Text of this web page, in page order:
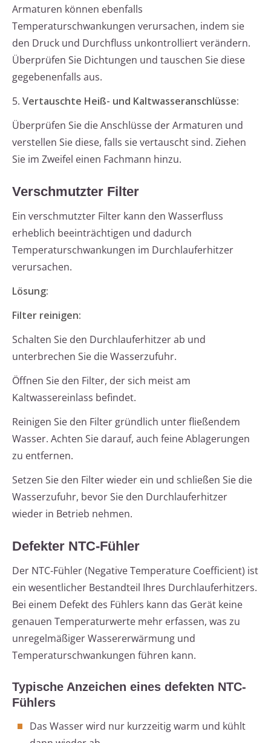
Armaturen können ebenfalls
Temperaturschwankungen verursachen, indem sie
den Druck und Durchfluss unkontrolliert verändern.
Überprüfen Sie Dichtungen und tauschen Sie diese
gegebenenfalls aus.
5. Vertauschte Heiß- und Kaltwasseranschlüsse:
Überprüfen Sie die Anschlüsse der Armaturen und
verstellen Sie diese, falls sie vertauscht sind. Ziehen
Sie im Zweifel einen Fachmann hinzu.
Verschmutzter Filter
Ein verschmutzter Filter kann den Wasserfluss
erheblich beeinträchtigen und dadurch
Temperaturschwankungen im Durchlauferhitzer
verursachen.
Lösung:
Filter reinigen:
Schalten Sie den Durchlauferhitzer ab und
unterbrechen Sie die Wasserzufuhr.
Öffnen Sie den Filter, der sich meist am
Kaltwassereinlass befindet.
Reinigen Sie den Filter gründlich unter fließendem
Wasser. Achten Sie darauf, auch feine Ablagerungen
zu entfernen.
Setzen Sie den Filter wieder ein und schließen Sie die
Wasserzufuhr, bevor Sie den Durchlauferhitzer
wieder in Betrieb nehmen.
Defekter NTC-Fühler
Der NTC-Fühler (Negative Temperature Coefficient) ist
ein wesentlicher Bestandteil Ihres Durchlauferhitzers.
Bei einem Defekt des Fühlers kann das Gerät keine
genauen Temperaturwerte mehr erfassen, was zu
unregelmäßiger Wassererwärmung und
Temperaturschwankungen führen kann.
Typische Anzeichen eines defekten NTC-
Fühlers
Das Wasser wird nur kurzzeitig warm und kühlt